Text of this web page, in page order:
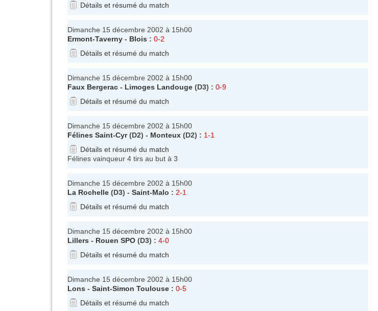
Détails et résumé du match
Dimanche 15 décembre 2002 à 15h00
Ermont-Taverny - Blois : 0-2
Détails et résumé du match
Dimanche 15 décembre 2002 à 15h00
Faux Bergerac - Limoges Landouge (D3) : 0-9
Détails et résumé du match
Dimanche 15 décembre 2002 à 15h00
Félines Saint-Cyr(D2) - Monteux (D2) : 1-1
Détails et résumé du match
Félines vainqueur 4 tirs au but à 3
Dimanche 15 décembre 2002 à 15h00
La Rochelle (D3) - Saint-Malo : 2-1
Détails et résumé du match
Dimanche 15 décembre 2002 à 15h00
Lillers - Rouen SPO (D3) : 4-0
Détails et résumé du match
Dimanche 15 décembre 2002 à 15h00
Lons - Saint-Simon Toulouse : 0-5
Détails et résumé du match